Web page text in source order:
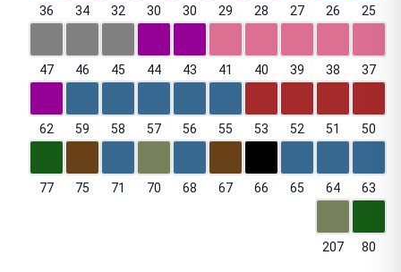
25
26
27
28
29
30
30
32
34
36
37
38
39
40
41
43
44
45
46
47
50
51
52
53
55
56
57
58
59
62
63
64
65
66
67
68
70
71
75
77
80
207